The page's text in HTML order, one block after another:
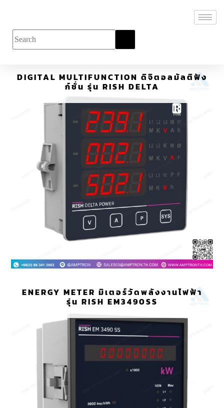
DIGITAL MULTIFUNCTION ดิจิตอลมัลติฟัง
ก์ชั่น รุ่น RISH DELTA
ENERGY METER มิเตอร์วัดพลังงานไฟฟ้า
รุ่น RISH EM3490SS